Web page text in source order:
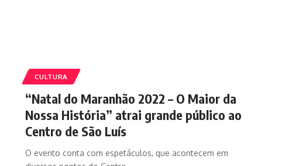
CULTURA
“Natal do Maranhão 2022 – O Maior da
Nossa História” atrai grande público ao
Centro de São Luís
O evento conta com espetáculos, que acontecem em